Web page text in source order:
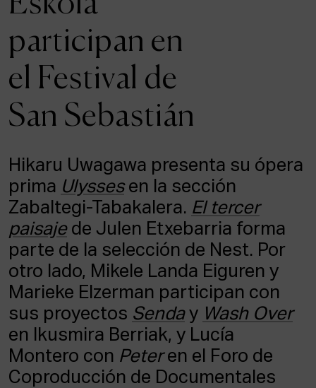
ACTUALIDAD
Intranet
EUS
ESP ENG
participan en
el Festival de
San Sebastián
Hikaru Uwagawa presenta su ópera
prima Ulyssesen la sección
Zabaltegi-Tabakalera. El tercer
paisajede Julen Etxebarria forma
parte de la selección de Nest. Por
otro lado, Mikele Landa Eiguren y
Marieke Elzerman participan con
sus proyectos Senday Wash Over
en Ikusmira Berriak, y Lucía
Montero con Peteren el Foro de
Coproducción de Documentales